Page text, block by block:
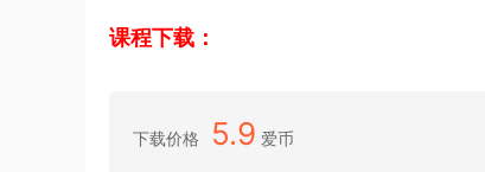
课程下载：
下载价格 5.9 爱币